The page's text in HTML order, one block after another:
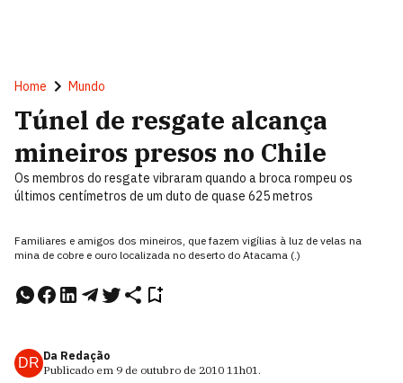
Home Mundo
Túnel de resgate alcança
mineiros presos no Chile
Os membros do resgate vibraram quando a broca rompeu os
últimos centímetros de um duto de quase 625 metros
Familiares e amigos dos mineiros, que fazem vigílias à luz de velas na
mina de cobre e ouro localizada no deserto do Atacama (.)
DR Da Redação
Publicado em 9 de outubro de 2010 11h01.